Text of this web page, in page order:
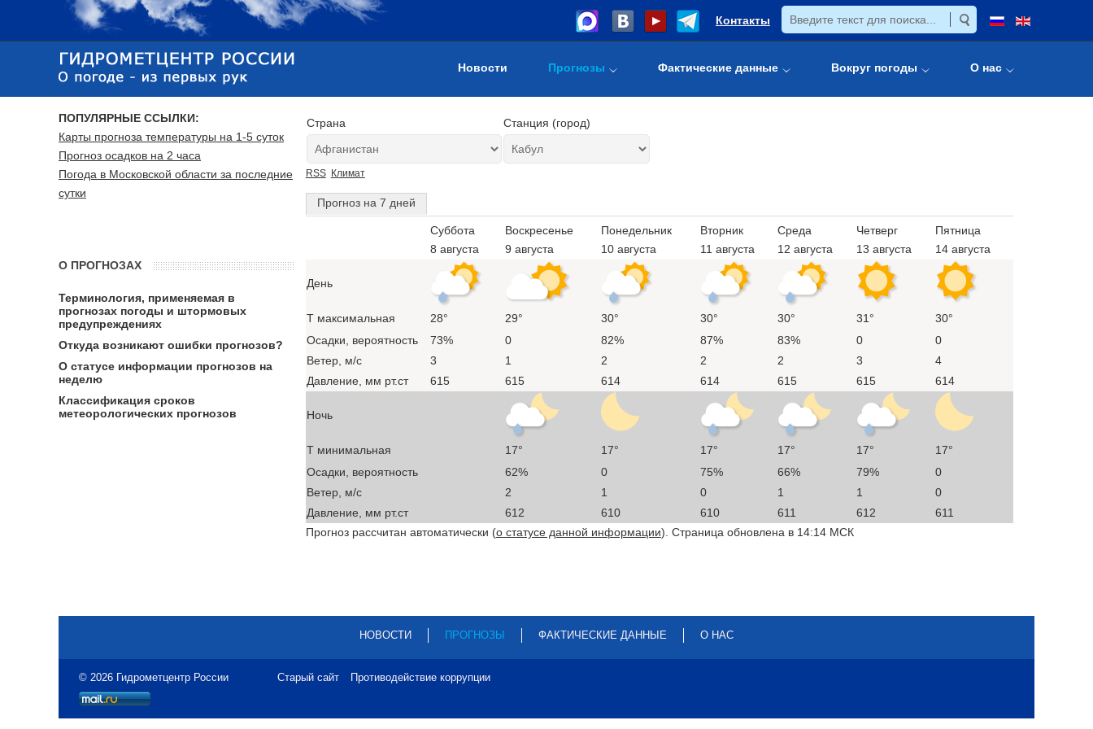
Контакты
Новости Прогнозы Фактические данные Вокруг погоды О нас
Страна Станция (город)
RSS Климат
Прогноз на 7 дней
Суббота
8 августа
Воскресенье
9 августа
Понедельник
10 августа
Вторник
11 августа
Среда
12 августа
Четверг
13 августа
Пятница
14 августа
День
T максимальная 28° 29° 30° 30° 30° 31°
30°
Осадки, вероятность
73% 0 82% 87% 83% 0
0
Ветер, м/с
3 1 2 2 2 3
4
Давление, мм рт.ст
615 615 614 614 615 615 614
Ночь
T минимальная 17° 17° 17° 17° 17°
17°
Осадки, вероятность
62% 0 75% 66% 79%
0
Ветер, м/с
2 1 0 1 1
0
Давление, мм рт.ст
612 610 610 611 612
611
Прогноз рассчитан автоматически (о статусе данной информации). Страница обновлена в 14:14 МСК
ПОПУЛЯРНЫЕ ССЫЛКИ:
Карты прогноза температуры на 1-5 суток
Прогноз осадков на 2 часа
Погода в Московской области за последние
сутки
О ПРОГНОЗАХ
Терминология, применяемая в
прогнозах погоды и штормовых
предупреждениях
Откуда возникают ошибки прогнозов?
О статусе информации прогнозов на
неделю
Классификация сроков
метеорологических прогнозов
НОВОСТИ ПРОГНОЗЫ ФАКТИЧЕСКИЕ ДАННЫЕ О НАС
© 2026 Гидрометцентр России Старый сайт Противодействие коррупции